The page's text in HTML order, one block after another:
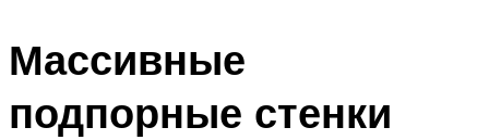
Массивные
подпорные стенки